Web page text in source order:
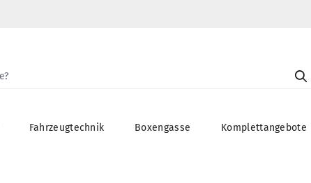
Fahrzeugtechnik Boxengasse Komplettangebote